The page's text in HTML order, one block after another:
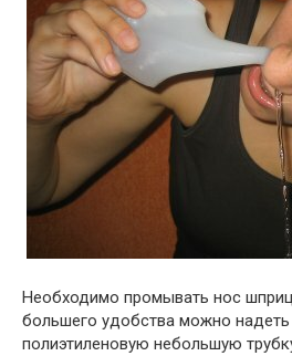
Необходимо промывать нос
большего удобства можно
полиэтиленовую небольшую